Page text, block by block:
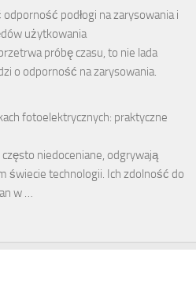
odporność podłogi na zarysowania i
użytkowania
próbę czasu, to nie lada
o odporność na zarysowania.
fotoelektrycznych: praktyczne
niedoceniane, odgrywają
świecie technologii. Ich zdolność do
w …